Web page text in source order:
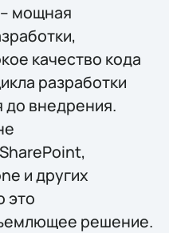
мощная
качество кода
разработки
до внедрения.
и других
это
решение.